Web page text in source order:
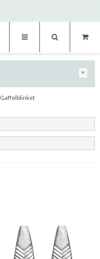
Gaffelblinket